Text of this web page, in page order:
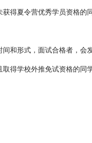
获得夏令营优秀学员资格的
和形式，面试合格者，会
得学校外推免试资格的同